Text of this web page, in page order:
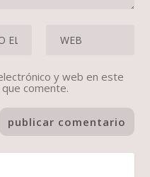
y web en este
comente.